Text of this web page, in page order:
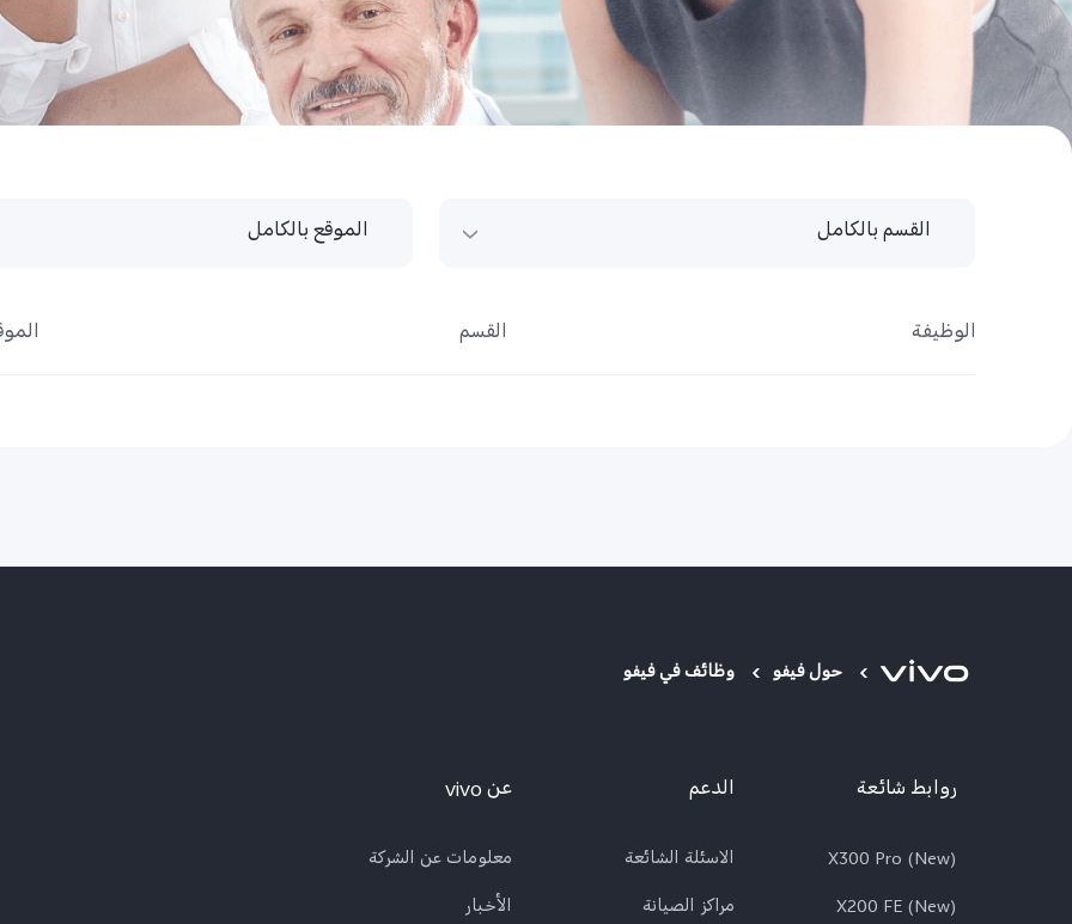
القسم بالكامل الموقع بالكامل
الوظيفة القسم
حول فيفو وظائف في فيفو
روابط شائعة
X300 Pro (New)
X200 FE (New)
الدعم
الاسئلة الشائعة
مراكز الصيانة
عن vivo
معلومات عن الشركة
الأخبار